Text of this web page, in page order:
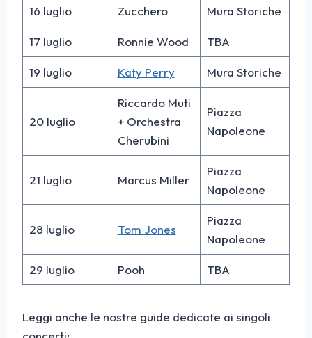
16 luglio Zucchero Mura Storiche
17 luglio Ronnie Wood TBA
19 luglio Katy Perry Mura Storiche
20 luglio
Riccardo Muti
+ Orchestra
Cherubini
Piazza
Napoleone
21 luglio Marcus Miller
Piazza
Napoleone
28 luglio Tom Jones
Piazza
Napoleone
29 luglio Pooh TBA
Leggi anche le nostre guide dedicate ai singoli